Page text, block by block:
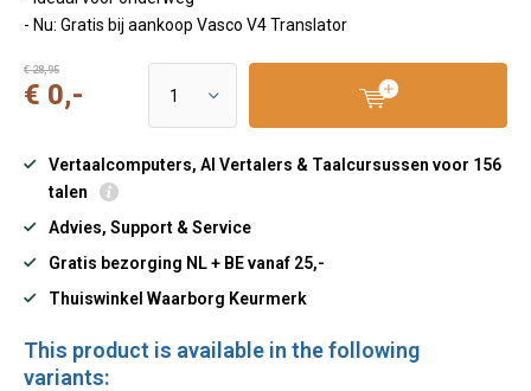
- Nu: Gratis bij aankoop Vasco V4 Translator
€ 28,95
€ 0,-
Vertaalcomputers, AI Vertalers & Taalcursussen voor 156
talen
Advies, Support & Service
Gratis bezorging NL + BE vanaf 25,-
Thuiswinkel Waarborg Keurmerk
This product is available in the following
variants: